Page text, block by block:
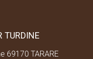
TURDINE
69170 TARARE